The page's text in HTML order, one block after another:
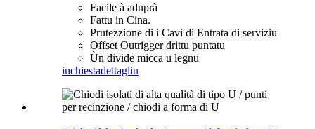
Facile à aduprà
Fattu in Cina.
Prutezzione di i Cavi di Entrata di serviziu
Offset Outrigger drittu puntatu
Ùn divide micca u legnu
inchiestadettagliu